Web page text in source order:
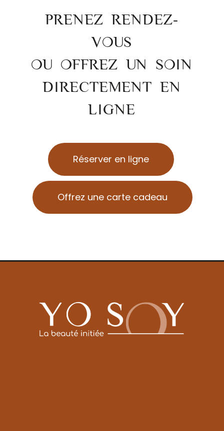
PRENEZ RENDEZ-
VOUS
OU OFFREZ UN SOIN
DIRECTEMENT EN
LIGNE
Réserver en ligne
Offrez une carte cadeau